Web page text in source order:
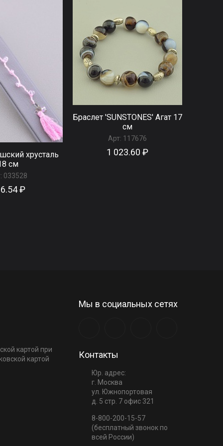
хрусталь
см
033528
₽
Браслет 'SUNSTONES' Агат 17
см
Арт: 117676
1 023.60 ₽
картой при
картой
Мы в социальных сетях
Контакты
Юр. адрес:
г. Москва
ул. Южнопортовая
д. 5 стр. 7 офис 321
8-800-200-15-57
(бесплатный звонок по
всей России)